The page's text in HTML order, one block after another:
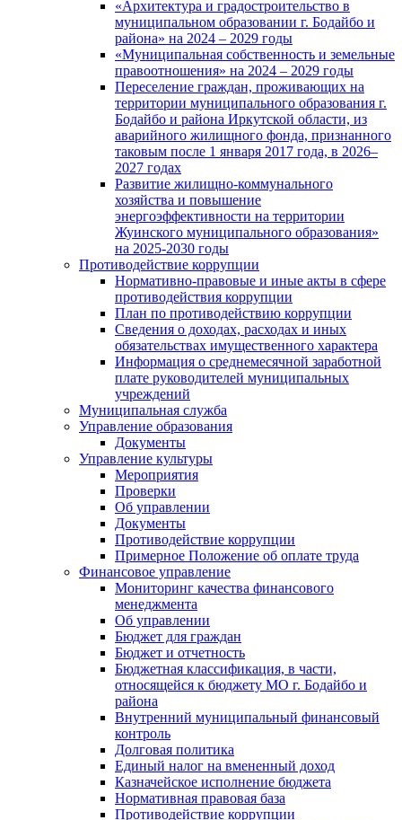
«Архитектура и градостроительство в
муниципальном образовании г. Бодайбо и
района» на 2024 – 2029 годы
«Муниципальная собственность и земельные
правоотношения» на 2024 – 2029 годы
Переселение граждан, проживающих на
территории муниципального образования г.
Бодайбо и района Иркутской области, из
аварийного жилищного фонда, признанного
таковым после 1 января 2017 года, в 2026–
2027 годах
Развитие жилищно-коммунального
хозяйства и повышение
энергоэффективности на территории
Жуинского муниципального образования»
на 2025-2030 годы
Противодействие коррупции
Нормативно-правовые и иные акты в сфере
противодействия коррупции
План по противодействию коррупции
Сведения о доходах, расходах и иных
обязательствах имущественного характера
Информация о среднемесячной заработной
плате руководителей муниципальных
учреждений
Муниципальная служба
Управление образования
Документы
Управление культуры
Мероприятия
Проверки
Об управлении
Документы
Противодействие коррупции
Примерное Положение об оплате труда
Финансовое управление
Мониторинг качества финансового
менеджмента
Об управлении
Бюджет для граждан
Бюджет и отчетность
Бюджетная классификация, в части,
относящейся к бюджету МО г. Бодайбо и
района
Внутренний муниципальный финансовый
контроль
Долговая политика
Единый налог на вмененный доход
Казначейское исполнение бюджета
Нормативная правовая база
Противодействие коррупции